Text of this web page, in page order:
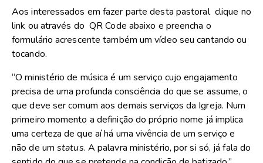
Aos interessados em fazer parte desta pastoral clique no
link ou através do QR Code abaixo e preencha o
formulário acrescente também um vídeo seu cantando ou
tocando.
“O ministério de música é um serviço cujo engajamento
precisa de uma profunda consciência do que se assume, o
que deve ser comum aos demais serviços da Igreja. Num
primeiro momento a definição do próprio nome já implica
uma certeza de que aí há uma vivência de um serviço e
não de um status. A palavra ministério, por si só, já fala do